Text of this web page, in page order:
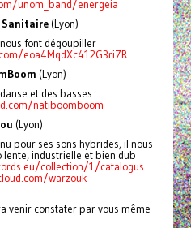
unom_band/energeia
Sanitaire(Lyon)
font dégoupiller
eoa4MqdXc412G3ri7R
(Lyon)
et des basses...
natiboomboom
(Lyon)
pour ses sons hybrides, il nous
lente, industrielle et bien dub
collection/1/catalogus
warzouk
venir constater par vous même